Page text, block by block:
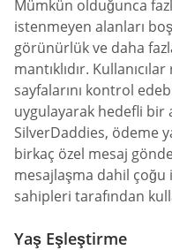
Mümkün olduğunca
istenmeyen alanları
görünürlük ve daha
mantıklıdır.
sayfalarını kontrol
uygulayarak hedefli bir
SilverDaddies, ödeme
birkaç özel mesaj
mesajlaşma dahil çoğu
sahipleri tarafından
Yaş Eşleştirme